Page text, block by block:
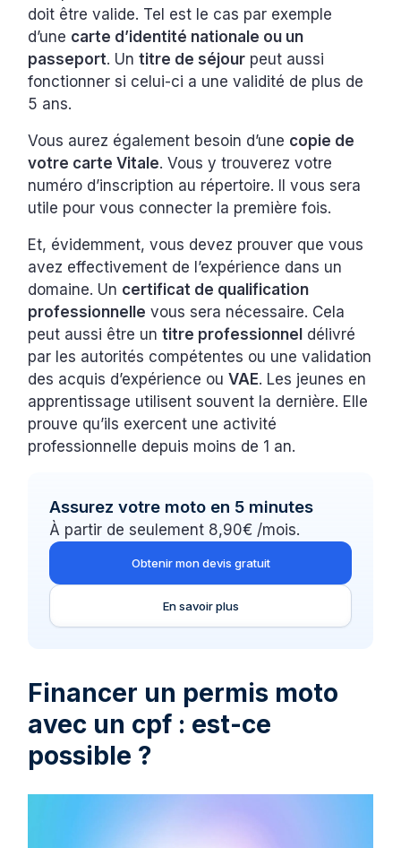
doit être valide. Tel est le cas par exemple
d’une carte d’identité nationale ou un
passeport. Untitre de séjour peut aussi
fonctionner si celui-ci a une validité de plus de
5 ans.
Vous aurez également besoin d’une copie de
votre carte Vitale. Vous y trouverez votre
numéro d’inscription au répertoire. Il vous sera
utile pour vous connecter la première fois.
Et, évidemment, vous devez prouver que vous
avez effectivement de l’expérience dans un
domaine. Un certificat de qualification
professionnelle vous sera nécessaire. Cela
peut aussi être untitre professionnel délivré
par les autorités compétentes ou une validation
des acquis d’expérience ouVAE. Les jeunes en
apprentissage utilisent souvent la dernière. Elle
prouve qu’ils exercent une activité
professionnelle depuis moins de 1 an.
Assurez votre moto en 5 minutes
À partir de seulement 8,90€ /mois.
Obtenir mon devis gratuit
En savoir plus
Financer un permis moto
avec un cpf : est-ce
possible ?